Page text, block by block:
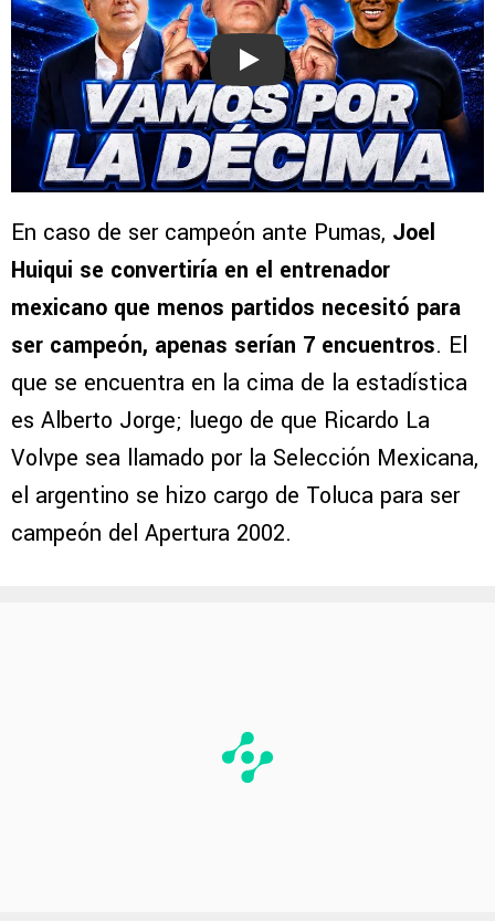
Play
En caso de ser campeón ante Pumas, Joel
Huiqui se convertiría en el entrenador
mexicano que menos partidos necesitó para
ser campeón, apenas serían 7 encuentros. El
que se encuentra en la cima de la estadística
es Alberto Jorge; luego de que Ricardo La
Volvpe sea llamado por la Selección Mexicana,
el argentino se hizo cargo de Toluca para ser
campeón del Apertura 2002.